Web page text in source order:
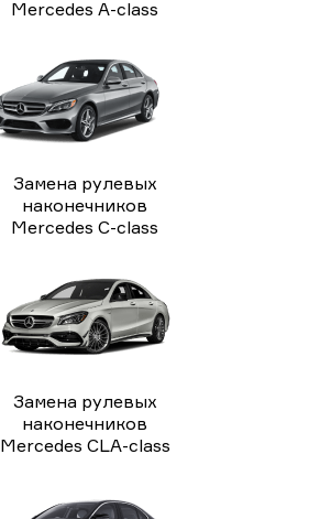
Mercedes A-class
Замена рулевых
наконечников
Mercedes C-class
Замена рулевых
наконечников
Mercedes CLA-class